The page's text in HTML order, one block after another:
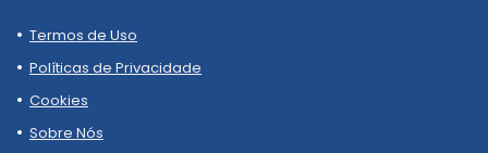
Termos de Uso
Políticas de Privacidade
Cookies
Sobre Nós